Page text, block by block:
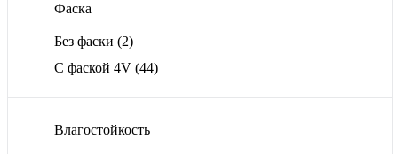
Фаска
Без фаски (2)
С фаской 4V (44)
Влагостойкость